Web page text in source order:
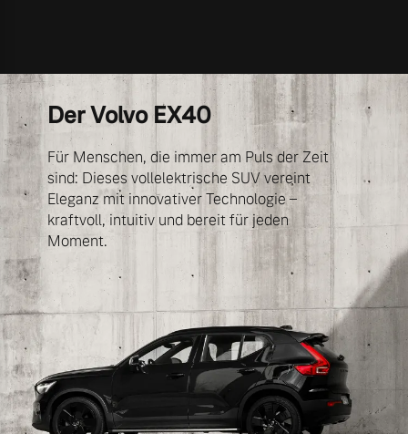
Angebot anfragen
Fahrzeug konfigurieren
Sofort verfügbare Fahrzeuge
Volvo Selekt
Gebrauchtwagen
Die Neuwagenalternative
Mehr erfahren
Volvo Winter- und
Sommer Kompletträder.
Bitte sprechen Sie uns
direkt an.
Mehr erfahren
Frühjahrscheck
Entdecken Sie unsere
saisonalen Angebote.
Mehr erfahren
Der Volvo EX40
Für Menschen, die immer am Puls der Zeit
sind: Dieses vollelektrische SUV vereint
Eleganz mit innovativer Technologie –
kraftvoll, intuitiv und bereit für jeden
Moment.